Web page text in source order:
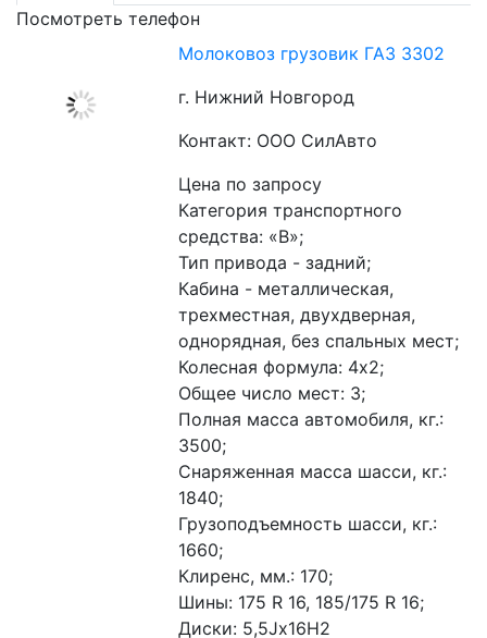
Посмотреть телефон
Молоковоз грузовик ГАЗ 3302
г. Нижний Новгород
Контакт: ООО СилАвто
Цена по запросу
Категория транспортного
средства: «В»;
Тип привода - задний;
Кабина - металлическая,
трехместная, двухдверная,
однорядная, без спальных мест;
Колесная формула: 4х2;
Общее число мест: 3;
Полная масса автомобиля, кг.:
3500;
Снаряженная масса шасси, кг.:
1840;
Грузоподъемность шасси, кг.:
1660;
Клиренс, мм.: 170;
Шины: 175 R 16, 185/175 R 16;
Диски: 5,5Jх16Н2